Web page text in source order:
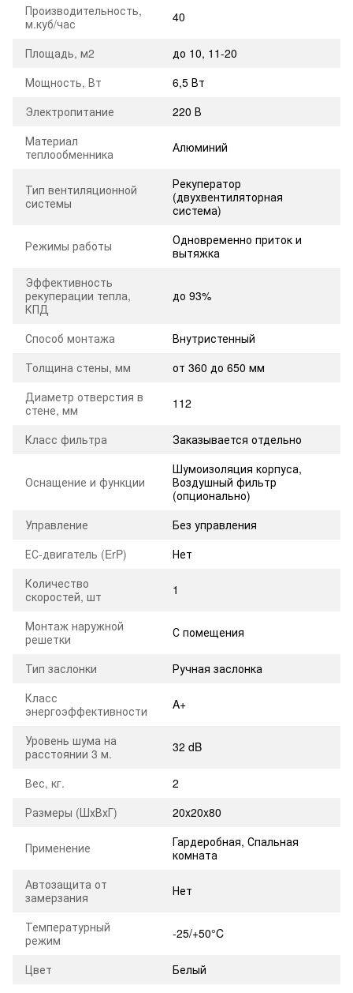
Производительность,
м.куб/час
40
Площадь, м2 до 10, 11-20
Мощность, Вт
6,5 Вт
Электропитание
220 В
Материал
теплообменника
Алюминий
Тип вентиляционной
системы
Рекуператор
(двухвентиляторная
система)
Режимы работы
Одновременно приток и
вытяжка
Эффективность
рекуперации тепла,
КПД
до 93%
Способ монтажа
Внутристенный
Толщина стены, мм
от 360 до 650 мм
Диаметр отверстия в
стене, мм
112
Класс фильтра Заказывается отдельно
Оснащение и функции
Шумоизоляция корпуса,
Воздушный фильтр
(опционально)
Управление
Без управления
ЕС-двигатель (ErP)
Нет
Количество
скоростей, шт
1
Монтаж наружной
решетки
С помещения
Тип заслонки
Ручная заслонка
Класс
энергоэффективности
A+
Уровень шума на
расстоянии 3 м.
32 dB
Вес, кг.
2
Размеры (ШхВхГ)
20x20x80
Применение Гардеробная, Спальная
комната
Автозащита от
замерзания
Нет
Температурный
режим
-25/+50°C
Цвет
Белый